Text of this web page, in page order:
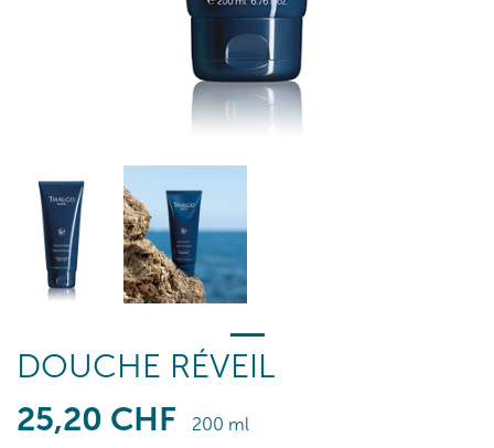
DOUCHE RÉVEIL
25,20 CHF
200 ml